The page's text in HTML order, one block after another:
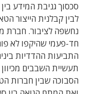
סכסוך גניבת המידע
לבין קבלנית הייצור
חד-פעמי שהיקפו לא
התביעות ההדדיות
תעשיית השבבים
הסבוכה שבין חברות